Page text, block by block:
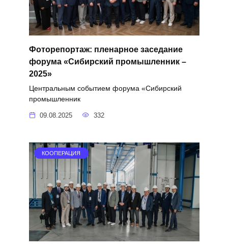
Фоторепортаж: пленарное заседание
форума «Сибирский промышленник –
2025»
Центральным событием форума «Сибирский
промышленник
09.08.2025 332
КООПЕРАЦИЯ